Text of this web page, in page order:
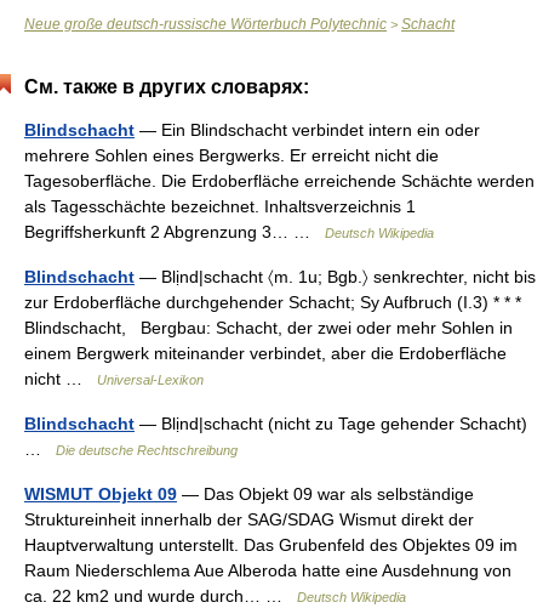
Neue große deutsch-russische Wörterbuch Polytechnic > Schacht
См. также в других словарях:
Blindschacht — Ein Blindschacht verbindet intern ein oder
mehrere Sohlen eines Bergwerks. Er erreicht nicht die
Tagesoberfläche. Die Erdoberfläche erreichende Schächte werden
als Tagesschächte bezeichnet. Inhaltsverzeichnis 1
Begriffsherkunft 2 Abgrenzung 3… …
Deutsch Wikipedia
Blindschacht — Blịnd|schacht 〈m. 1u; Bgb.〉 senkrechter, nicht bis
zur Erdoberfläche durchgehender Schacht; Sy Aufbruch (I.3) * * *
Blindschacht, Bergbau: Schacht, der zwei oder mehr Sohlen in
einem Bergwerk miteinander verbindet, aber die Erdoberfläche
nicht …
Universal-Lexikon
Blindschacht — Blịnd|schacht (nicht zu Tage gehender Schacht)
Die deutsche Rechtschreibung
WISMUT Objekt 09 — Das Objekt 09 war als selbständige
Struktureinheit innerhalb der SAG/SDAG Wismut direkt der
Hauptverwaltung unterstellt. Das Grubenfeld des Objektes 09 im
Raum Niederschlema Aue Alberoda hatte eine Ausdehnung von
ca. 22 km2 und wurde durch… …
Deutsch Wikipedia